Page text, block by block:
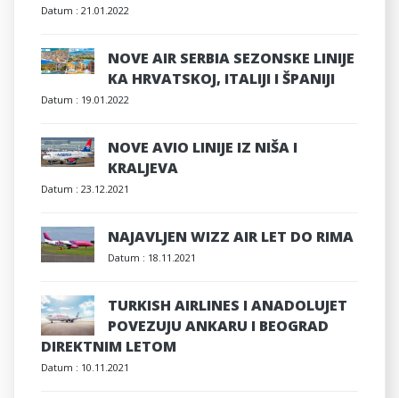
Datum : 21.01.2022
NOVE AIR SERBIA SEZONSKE LINIJE
KA HRVATSKOJ, ITALIJI I ŠPANIJI
Datum : 19.01.2022
NOVE AVIO LINIJE IZ NIŠA I
KRALJEVA
Datum : 23.12.2021
NAJAVLJEN WIZZ AIR LET DO RIMA
Datum : 18.11.2021
TURKISH AIRLINES I ANADOLUJET
POVEZUJU ANKARU I BEOGRAD
DIREKTNIM LETOM
Datum : 10.11.2021